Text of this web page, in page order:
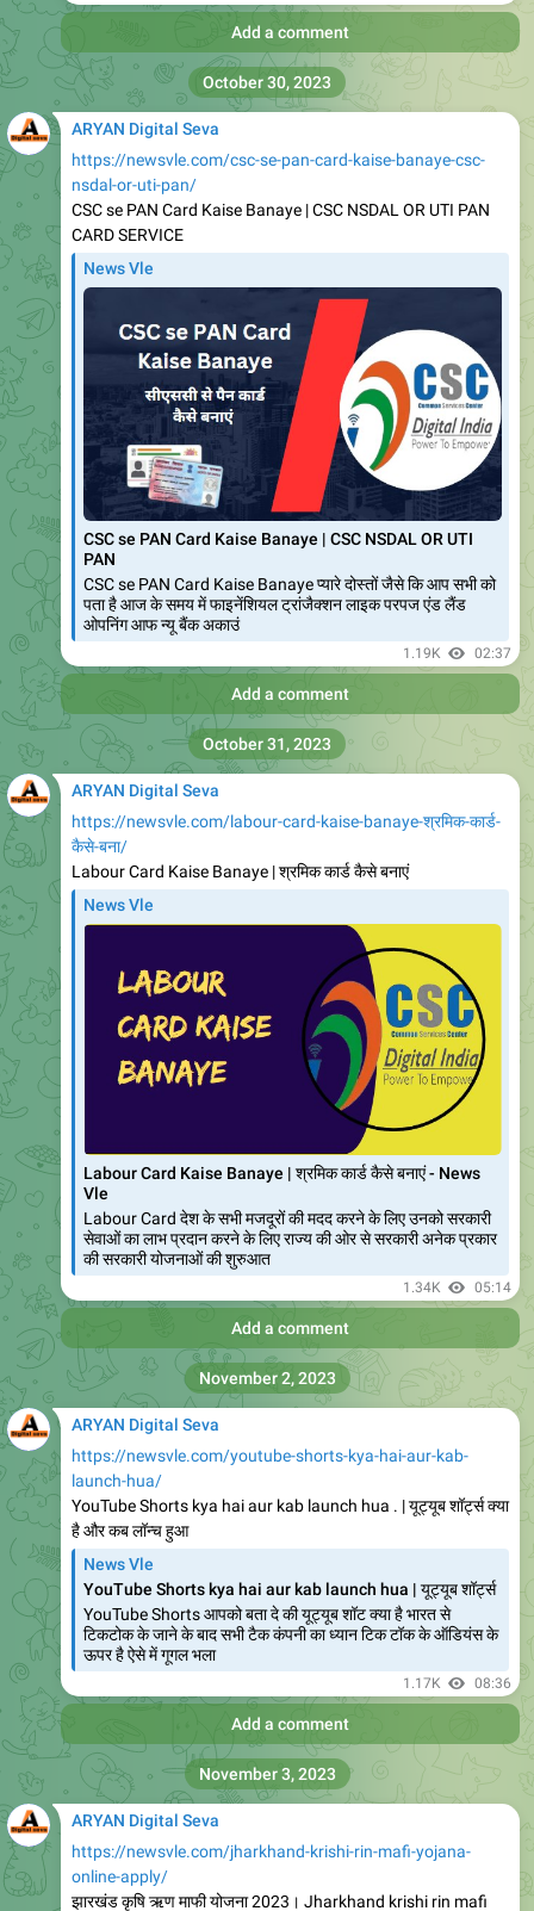
Add a comment
ARYAN Digital Seva
https://newsvle.com/bihar-bakri-palan-yojana-online-
apply/
News Vle
Bihar bakri palan Yojana। Bakri पालन योजना ऑनलाइन
आवेदन
Bihar bakri palan Yojana:- बिहार सरकार द्वारा राज्य में रोजगार के
अवसर को बढ़ाने के और बेरोजगारों को रोजगार दिलाने के लिए एक नई
726
Add a comment
ARYAN Digital Seva
https://newsvle.com/delhi-mukhymantri-kisan-mitra-
yojana-2023-online-appl/
News Vle
Delhi Mukhymantri Kisan Mitra Yojana 2023 Online
Apply | mu
Delhi Mukhymantri Kisan Mitra Yojana 2023 हमारे देश के
किसानों की स्थिति आज भी आर्थिक रूप से स्थिर नहीं है किसने की आर्थिक
स्थिति में सुधार लाने के लिए सरकार
741 02:46
Add a comment
ARYAN Digital Seva
https://newsvle.com/himachal-pradesh-sahara-yojana-
2023-online-apply/
News Vle
Himachal Pradesh सहारा। Himachal Pradesh Sahara
Yojana 2023
Himachal Pradesh Sahara Yojana - आज हमारे सामने सबसे बड़ी
चुनौती हमारा स्वास्थ्य है क्योंकि बहुत ज्यादा विकास एवं औद्योगिकरण हमारा
पर्यावरण काफी दूषित
650
Add a comment
ARYAN Digital Seva
https://newsvle.com/dda-aawas-yojana-2023-online-
%e0%a4%a1%e0%a5%80%e0%a4%a1%e0%a5%80%e0%a4
%8f-%e0%a4%86%e0%a4%b5%e0%a4%be%e0%a4%b8-
%e0%a4%af%e0%a5%8b%e0%a4%9c%e0%a4%a8%e0%a4%
be-2023/
News Vle
DDA Aawas Yojana 2023 Online Apply | डीडीए आवास योजना
2023 - News Vle
DDA Aawas Yojana 2023 दिल्ली में बढ़ती हुई आवास की
आवश्यकताओं को ध्यान में रखते हुए डीडीए आवास योजना की शुरुआत की
गई है यह योजना एक ऑनलाइन आवास योजना है जो
655
Add a comment
ARYAN Digital Seva
https://newsvle.com/delhi-mukhymantri-tirth-yatra-yojana-
2023-online-appl/
News Vle
Delhi Mukhymantri Tirth Yatra Yojana 2023 Online
Apply | Del
Delhi Mukhymantri Tirth Yatra Yojana 2023 आपको बता दे कि
भारत एक ऐसा देश है जहां विभिन्न धर्मो के तीर्थ स्थान मौजूद है हमारे देश में
प्रत्येक दिन एक बड़ी
676 02:50
Add a comment
ARYAN Digital Seva
https://newsvle.com/chhatishgardh-vridhavastha-pension-
yojana-2023-online/
News Vle
Chhatishgardh Vridhavastha Pension Yojana 2023
Online Apply